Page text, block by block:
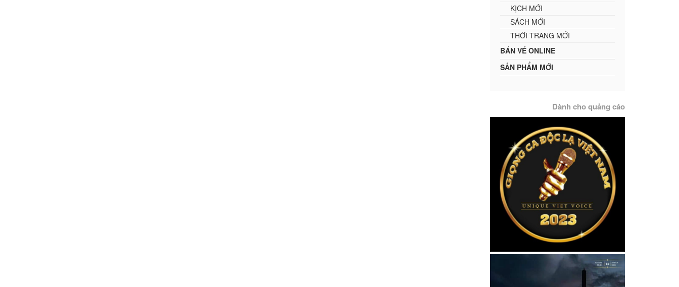
KỊCH MỚI
SÁCH MỚI
THỜI TRANG MỚI
BÁN VÉ ONLINE
SẢN PHẨM MỚI
Dành cho quảng cáo